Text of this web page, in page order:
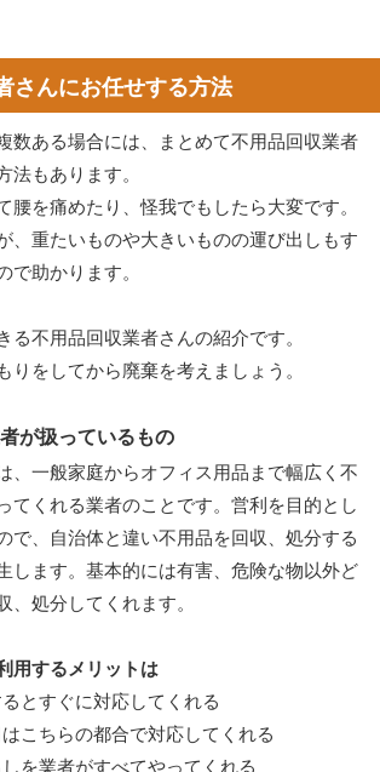
さんにお任せする方法
数ある場合には、まとめて不用品回収業者
法もあります。
腰を痛めたり、怪我でもしたら大変です。
、重たいものや大きいものの運び出しもす
で助かります。
る不用品回収業者さんの紹介です。
りをしてから廃棄を考えましょう。
が扱っているもの
、一般家庭からオフィス用品まで幅広く不
てくれる業者のことです。営利を目的とし
で、自治体と違い不用品を回収、処分する
します。基本的には有害、危険な物以外ど
、処分してくれます。
用するメリットは
とすぐに対応してくれる
こちらの都合で対応してくれる
を業者がすべてやってくれる